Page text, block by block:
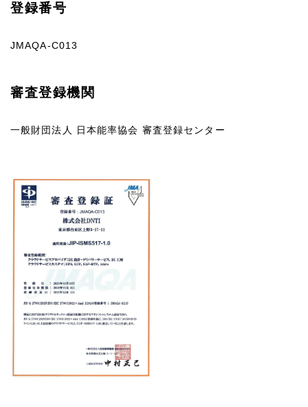
登録番号
JMAQA-C013
審査登録機関
一般財団法人 日本能率協会 審査登録センター